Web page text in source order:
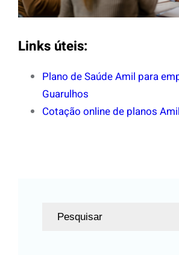
Links úteis:
Plano de Saúde Amil para
Guarulhos
Cotação online de planos